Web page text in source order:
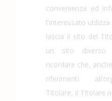
convenienza ed
l’Interessato
lascia il sito del
un sito diverso
ricordare che,
riferimenti
Titolare, il Titolare